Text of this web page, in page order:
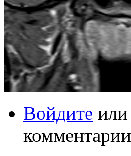
Войдите или
комментарии